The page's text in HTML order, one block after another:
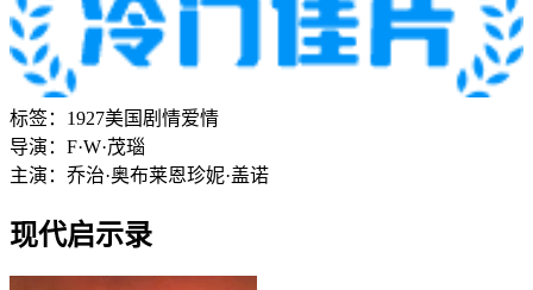
标签： 1927美国 剧情爱情
导演： F·W·茂瑙
主演： 乔治·奥布莱恩珍妮·盖诺
现代启示录